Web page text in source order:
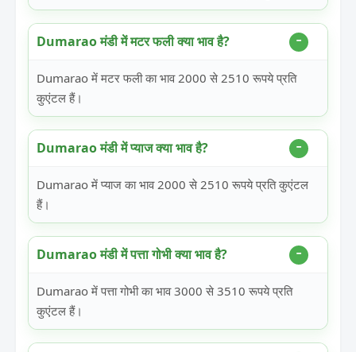
Dumarao मंडी में मटर फली क्या भाव है?
Dumarao में मटर फली का भाव 2000 से 2510 रूपये प्रति
कुएंटल हैं।
Dumarao मंडी में प्याज क्या भाव है?
Dumarao में प्याज का भाव 2000 से 2510 रूपये प्रति कुएंटल
हैं।
Dumarao मंडी में पत्ता गोभी क्या भाव है?
Dumarao में पत्ता गोभी का भाव 3000 से 3510 रूपये प्रति
कुएंटल हैं।